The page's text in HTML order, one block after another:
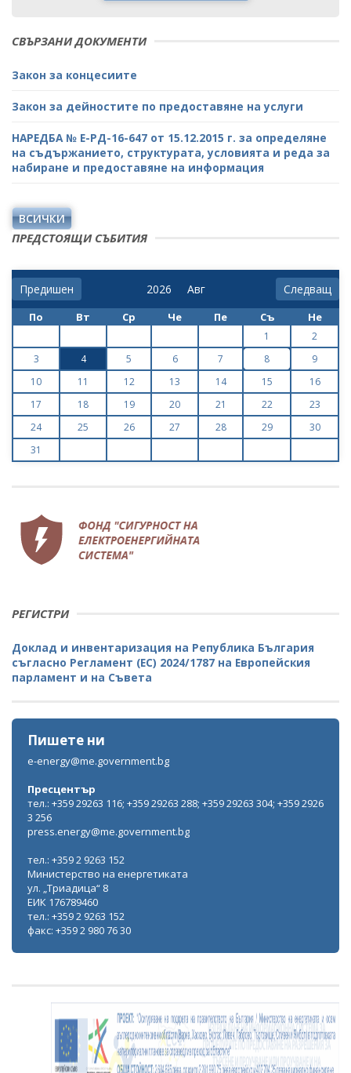
СВЪРЗАНИ ДОКУМЕНТИ
Закон за концесиите
Закон за дейностите по предоставяне на услуги
НАРЕДБА № Е-РД-16-647 от 15.12.2015 г. за определяне
на съдържанието, структурата, условията и реда за
набиране и предоставяне на информация
ВСИЧКИ
ПРЕДСТОЯЩИ СЪБИТИЯ
Предишен Следващ
По Вт Ср Че Пе Съ Не
1
2
3
4 5 6 7 8
9
10
11 12 13 14 15
16
17
18 19 20 21 22
23
24
25 26 27 28 29
30
31
РЕГИСТРИ
Доклад и инвентаризация на Република България
съгласно Регламент (ЕС) 2024/1787 на Европейския
парламент и на Съвета
Пишете ни
e-energy@me.government.bg
Пресцентър
тел.: +359 29263 116; +359 29263 288; +359 29263 304; +359 2926
3 256
press.energy@me.government.bg
тел.: +359 2 9263 152
Министерство на енергетиката
ул. „Триадица“ 8
ЕИК 176789460
тел.: +359 2 9263 152
факс: +359 2 980 76 30